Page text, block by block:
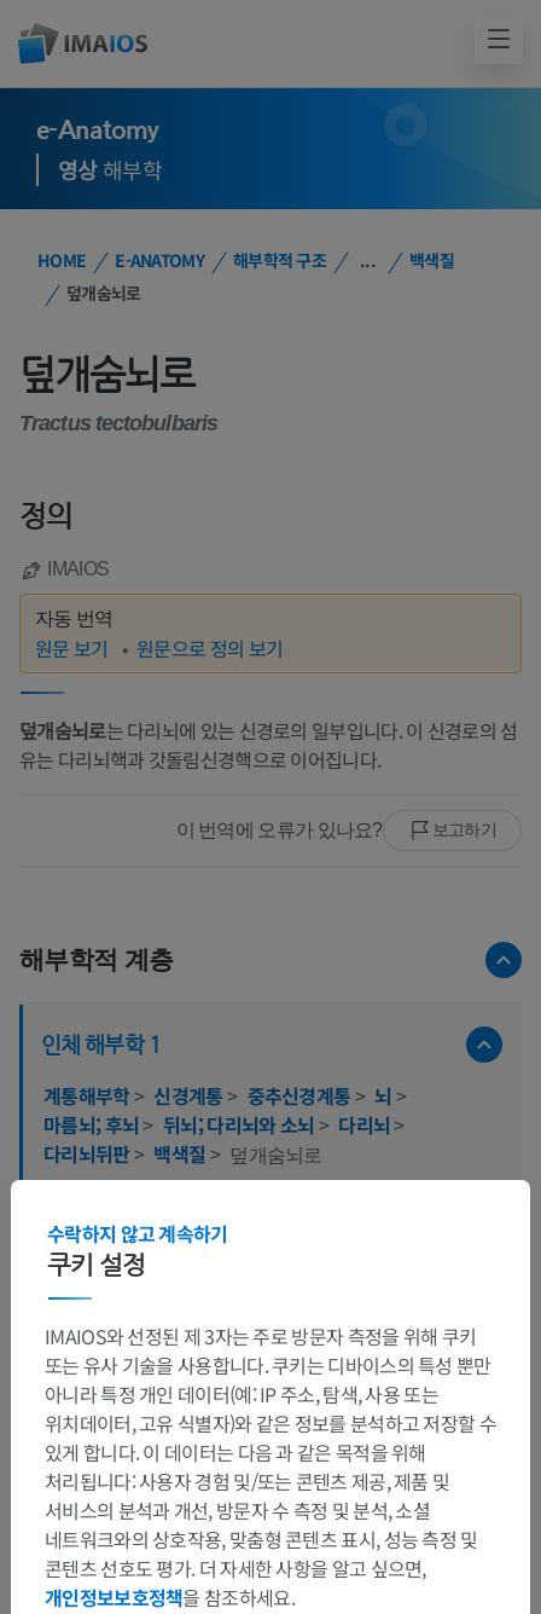
e-Anatomy
영상해부학
HOME E-ANATOMY 해부학적 구조 ...
백색질
덮개숨뇌로
덮개숨뇌로
Tractus tectobulbaris
정의
IMAIOS
자동 번역
원문 보기 원문으로 정의 보기
덮개숨뇌로는 다리뇌에 있는 신경로의 일부입니다. 이 신경로의 섬
유는 다리뇌핵과 갓돌림신경핵으로 이어집니다.
이 번역에 오류가 있나요? 보고하기
해부학적 계층
인체 해부학 1
계통해부학> 신경계통> 중추신경계통> 뇌 >
마름뇌; 후뇌> 뒤뇌; 다리뇌와 소뇌 > 다리뇌>
다리뇌뒤판> 백색질 > 덮개숨뇌로
번역
문제를 발견하셨나요?
수정이나, 번역 또는 콘텐츠 개선에 제안이 있으면 언제든
연락 주세요.
문제 보고
쿠키 설정
수락하지 않고 계속하기
IMAIOS와 선정된 제 3자는 주로 방문자 측정을 위해 쿠키
또는 유사 기술을 사용합니다. 쿠키는 디바이스의 특성 뿐만
아니라 특정 개인 데이터(예: IP 주소, 탐색, 사용 또는
위치데이터, 고유 식별자)와 같은 정보를 분석하고 저장할 수
있게 합니다. 이 데이터는 다음 과 같은 목적을 위해
처리됩니다: 사용자 경험 및/또는 콘텐츠 제공, 제품 및
서비스의 분석과 개선, 방문자 수 측정 및 분석, 소셜
네트워크와의 상호작용, 맞춤형 콘텐츠 표시, 성능 측정 및
콘텐츠 선호도 평가. 더 자세한 사항을 알고 싶으면,
개인정보보호정책을 참조하세요.